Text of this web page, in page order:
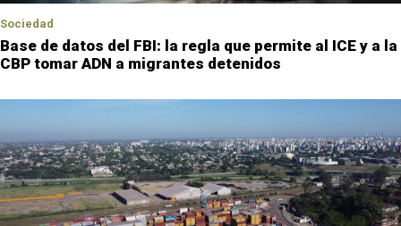
Sociedad
Base de datos del FBI: la regla que permite al ICE y a la
CBP tomar ADN a migrantes detenidos